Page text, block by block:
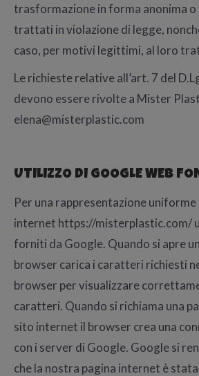
trasformazione in forma anonima o
trattati in violazione di legge,
caso, per motivi legittimi, al loro
Le richieste relative all’art. 7 del
devono essere rivolte a Mister
elena@misterplastic.com
UTILIZZO DI GOOGLE WEB
Per una rappresentazione
internet https://misterplastic.com/
forniti da Google. Quando si apre
browser carica i caratteri richiesti
browser per visualizzare
caratteri. Quando si richiama una
sito internet il browser crea una
con i server di Google. Google si
che la nostra pagina internet è